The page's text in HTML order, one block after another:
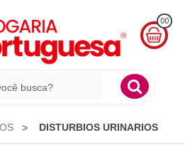
00
R$
0,00
DISTURBIOS URINARIOS